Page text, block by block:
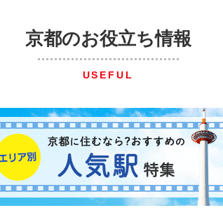
京都のお役立ち情報
USEFUL